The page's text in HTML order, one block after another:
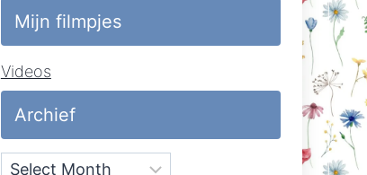
Mijn filmpjes
Videos
Archief
Archief